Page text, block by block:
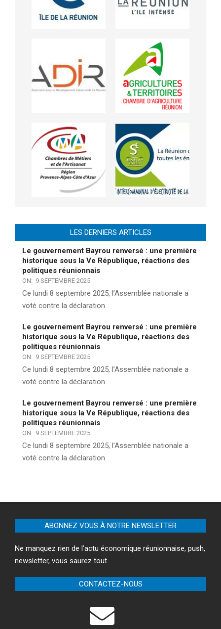
LES DERNIERS ARTICLES
Le gouvernement Bayrou renversé : une première
historique sous la Ve République, réactions des
politiques réunionnais
ON: 9 SEPTEMBRE 2025
Ce lundi 8 septembre 2025, l’Assemblée nationale a
voté contre la déclaration
Le gouvernement Bayrou renversé : une première
historique sous la Ve République, réactions des
politiques réunionnais
ON: 9 SEPTEMBRE 2025
Ce lundi 8 septembre 2025, l’Assemblée nationale a
voté contre la déclaration
Le gouvernement Bayrou renversé : une première
historique sous la Ve République, réactions des
politiques réunionnais
ON: 9 SEPTEMBRE 2025
Ce lundi 8 septembre 2025, l’Assemblée nationale a
voté contre la déclaration
ABONNEZ VOUS À NOTRE NEWSLETTER
Ne manquez rien de l’actu économique réunionnaise, push,
newsletter, vous saurez tout.
CONTACTEZ-NOUS